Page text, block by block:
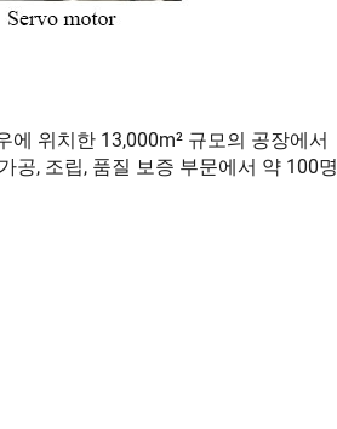
위치한 13,000m² 규모의 공장에서
공, 조립, 품질 보증 부문에서 약 100명